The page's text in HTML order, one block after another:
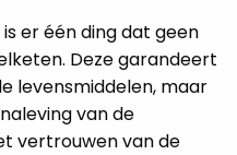
er één ding dat geen
Deze garandeert
levensmiddelen, maar
van de
vertrouwen van de